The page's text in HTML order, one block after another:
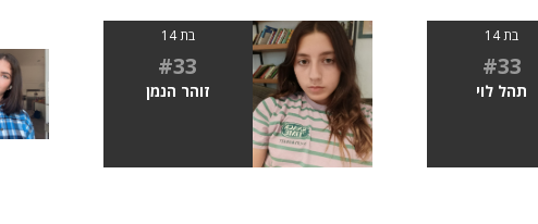
בת 14
#33
תהל לוי
בת 14
#33
זוהר הנמן